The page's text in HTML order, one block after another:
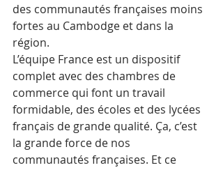
des communautés françaises moins
fortes au Cambodge et dans la
région.
L’équipe France est un dispositif
complet avec des chambres de
commerce qui font un travail
formidable, des écoles et des lycées
français de grande qualité. Ça, c’est
la grande force de nos
communautés françaises. Et ce